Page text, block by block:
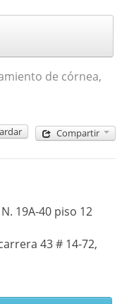
de córnea,
Compartir
19A-40 piso 12
carrera 43 # 14-72,